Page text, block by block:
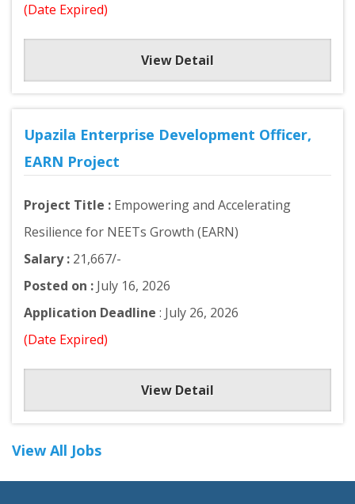
(Date Expired)
View Detail
Upazila Enterprise Development Officer,
EARN Project
Project Title : Empowering and Accelerating
Resilience for NEETs Growth (EARN)
Salary : 21,667/-
Posted on : July 16, 2026
Application Deadline : July 26, 2026
(Date Expired)
View Detail
View All Jobs